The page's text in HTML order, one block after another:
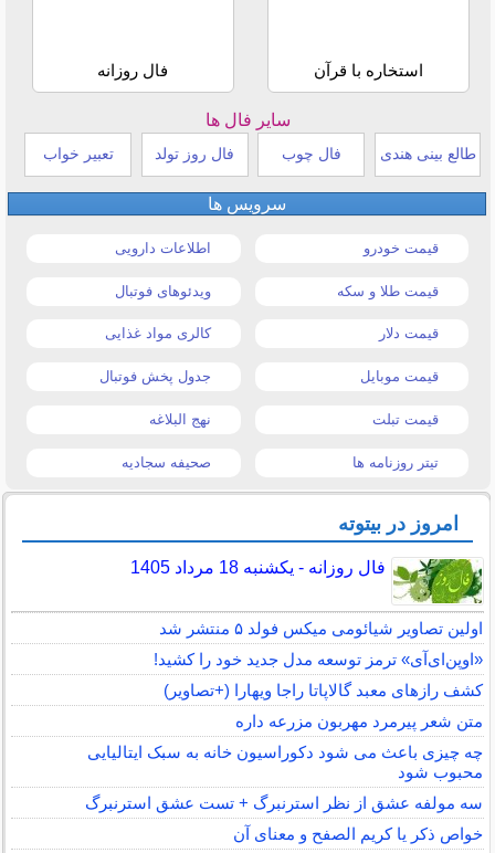
استخاره با قرآن فال روزانه
سایر فال ها
طالع بینی هندی فال چوب فال روز تولد تعبیر خواب
سرویس ها
قیمت خودرو اطلاعات دارویی
قیمت طلا و سکه ویدئوهای فوتبال
قیمت دلار کالری مواد غذایی
قیمت موبایل جدول پخش فوتبال
قیمت تبلت نهج البلاغه
تیتر روزنامه ها صحیفه سجادیه
امروز در بیتوته
فال روزانه - یکشنبه 18 مرداد 1405
اولین تصاویر شیائومی میکس فولد ۵ منتشر شد
«اوپن‌ای‌آی» ترمز توسعه مدل جدید خود را کشید!
کشف رازهای معبد گالاپاتا راجا ویهارا (+تصاویر)
متن شعر پیرمرد مهربون مزرعه داره
چه چیزی باعث می شود دکوراسیون خانه به سبک ایتالیایی
محبوب شود
سه مولفه عشق از نظر استرنبرگ + تست عشق استرنبرگ
خواص ذکر یا کریم الصفح و معنای آن